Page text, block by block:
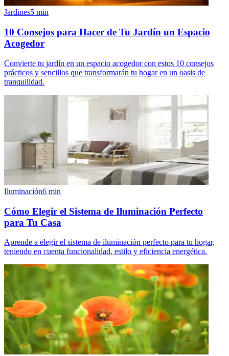
Jardines5 min
10 Consejos para Hacer de Tu Jardín un Espacio
Acogedor
Convierte tu jardín en un espacio acogedor con estos 10 consejos
prácticos y sencillos que transformarán tu hogar en un oasis de
tranquilidad.
Iluminación6 min
Cómo Elegir el Sistema de Iluminación Perfecto
para Tu Casa
Aprende a elegir el sistema de iluminación perfecto para tu hogar,
teniendo en cuenta funcionalidad, estilo y eficiencia energética.